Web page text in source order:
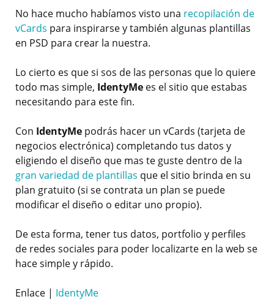
No hace mucho habíamos visto una recopilación de
vCards para inspirarse y también algunas plantillas
en PSD para crear la nuestra.
Lo cierto es que si sos de las personas que lo quiere
todo mas simple, IdentyMe es el sitio que estabas
necesitando para este fin.
Con IdentyMe podrás hacer un vCards (tarjeta de
negocios electrónica) completando tus datos y
eligiendo el diseño que mas te guste dentro de la
gran variedad de plantillas que el sitio brinda en su
plan gratuito (si se contrata un plan se puede
modificar el diseño o editar uno propio).
De esta forma, tener tus datos, portfolio y perfiles
de redes sociales para poder localizarte en la web se
hace simple y rápido.
Enlace | IdentyMe